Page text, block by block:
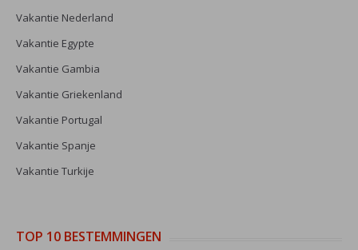
Vakantie Nederland
Vakantie Egypte
Vakantie Gambia
Vakantie Griekenland
Vakantie Portugal
Vakantie Spanje
Vakantie Turkije
TOP 10 BESTEMMINGEN